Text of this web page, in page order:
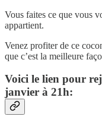
Vous faites ce que vous
appartient.
Venez profiter de ce
que c’est la meilleure
Voici le lien pour
janvier à 21h: